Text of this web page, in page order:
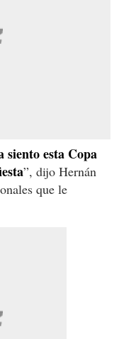
siento esta Copa
”, dijo Hernán
que le